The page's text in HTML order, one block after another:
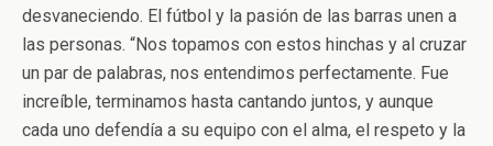
desvaneciendo. El fútbol y la pasión de las barras unen a
las personas. “Nos topamos con estos hinchas y al cruzar
un par de palabras, nos entendimos perfectamente. Fue
increíble, terminamos hasta cantando juntos, y aunque
cada uno defendía a su equipo con el alma, el respeto y la